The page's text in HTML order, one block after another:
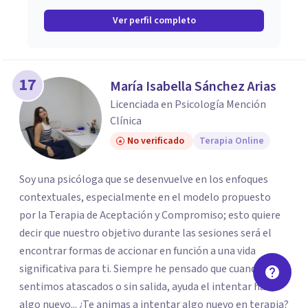
Ver perfil completo
17 María Isabella Sánchez Arias
Licenciada en Psicología Mención
Clínica
No verificado Terapia Online
Soy una psicóloga que se desenvuelve en los enfoques
contextuales, especialmente en el modelo propuesto
por la Terapia de Aceptación y Compromiso; esto quiere
decir que nuestro objetivo durante las sesiones será el
encontrar formas de accionar en función a una vida
significativa para ti. Siempre he pensado que cuando nos
sentimos atascados o sin salida, ayuda el intentar hacer
algo nuevo... ¿Te animas a intentar algo nuevo en terapia?